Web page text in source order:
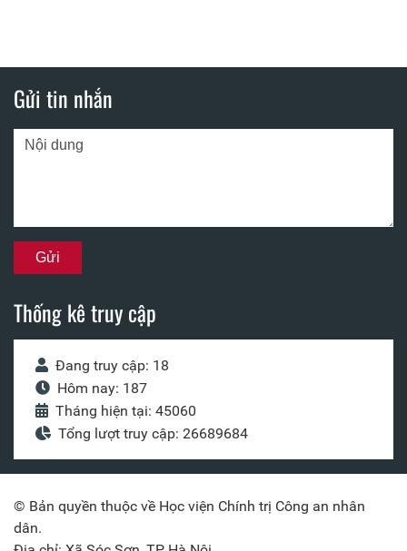
Gửi tin nhắn
Thống kê truy cập
Đang truy cập: 18
Hôm nay: 187
Tháng hiện tại: 45060
Tổng lượt truy cập: 26689684
© Bản quyền thuộc về Học viện Chính trị Công an nhân
dân.